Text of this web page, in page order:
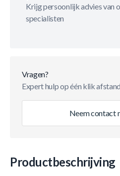
Krijg persoonlijk advies van
specialisten
Vragen?
Expert hulp op één klik afstand
Neem contact
Productbeschrijving